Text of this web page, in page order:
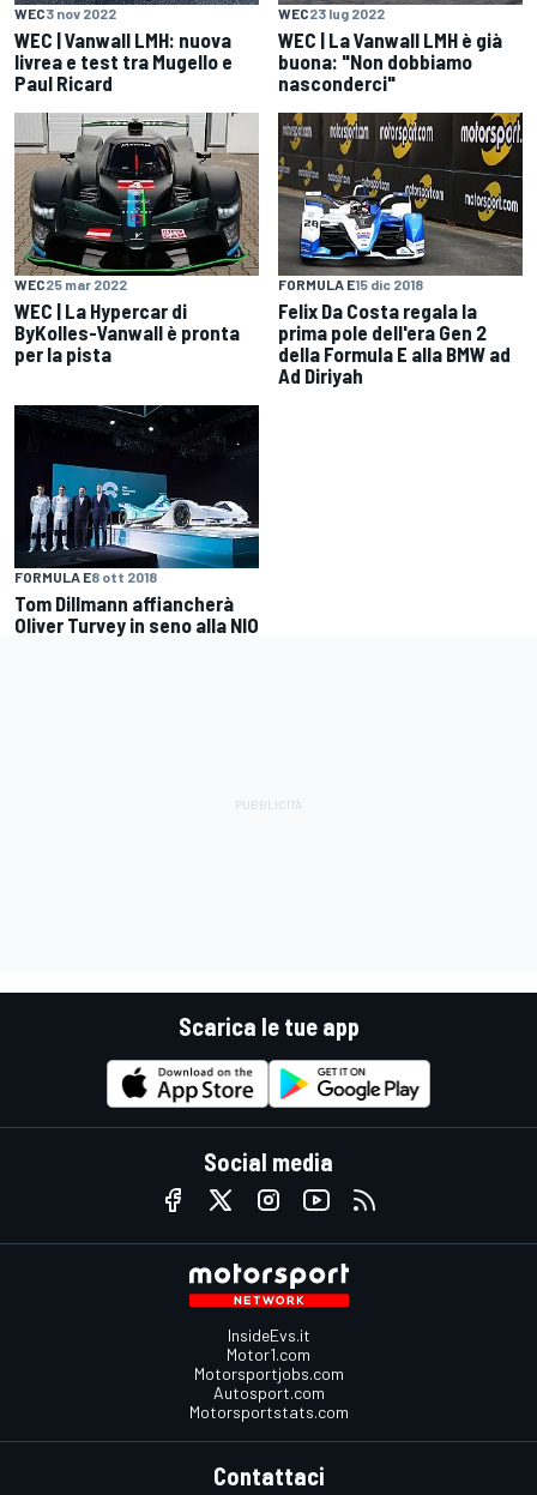
WEC3 nov 2022
WEC | Vanwall LMH: nuova
livrea e test tra Mugello e
Paul Ricard
WEC23 lug 2022
WEC | La Vanwall LMH è già
buona: "Non dobbiamo
nasconderci"
WEC25 mar 2022
WEC | La Hypercar di
ByKolles-Vanwall è pronta
per la pista
FORMULA E15 dic 2018
Felix Da Costa regala la
prima pole dell'era Gen 2
della Formula E alla BMW ad
Ad Diriyah
FORMULA E8 ott 2018
Tom Dillmann affiancherà
Oliver Turvey in seno alla NIO
Scarica le tue app
Social media
InsideEvs.it
Motor1.com
Motorsportjobs.com
Autosport.com
Motorsportstats.com
Contattaci